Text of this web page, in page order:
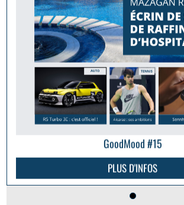
GoodMood #15
PLUS D'INFOS